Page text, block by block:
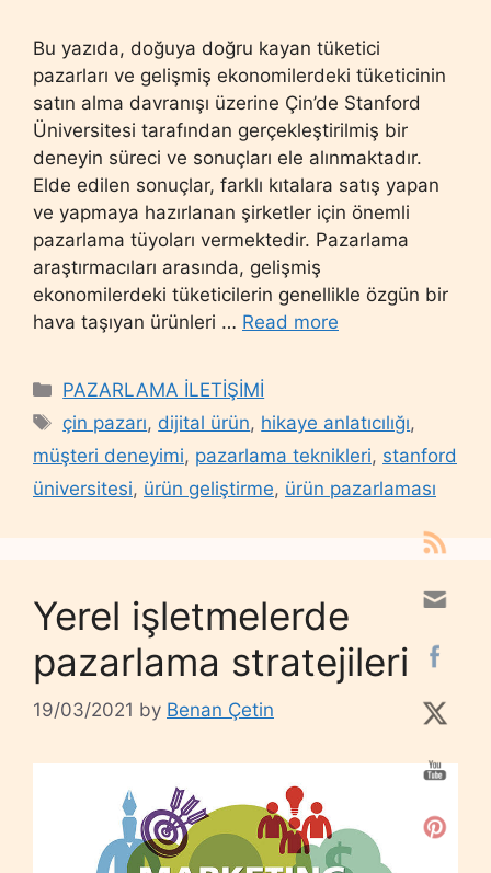
Bu yazıda, doğuya doğru kayan tüketici
pazarları ve gelişmiş ekonomilerdeki tüketicinin
satın alma davranışı üzerine Çin’de Stanford
Üniversitesi tarafından gerçekleştirilmiş bir
deneyin süreci ve sonuçları ele alınmaktadır.
Elde edilen sonuçlar, farklı kıtalara satış yapan
ve yapmaya hazırlanan şirketler için önemli
pazarlama tüyoları vermektedir. Pazarlama
araştırmacıları arasında, gelişmiş
ekonomilerdeki tüketicilerin genellikle özgün bir
hava taşıyan ürünleri … Read more
Categories
PAZARLAMA İLETİŞİMİ
Tags
çin pazarı, dijital ürün, hikaye anlatıcılığı,
müşteri deneyimi, pazarlama teknikleri, stanford
üniversitesi, ürün geliştirme, ürün pazarlaması
Yerel işletmelerde
pazarlama stratejileri
19/03/2021 by Benan Çetin